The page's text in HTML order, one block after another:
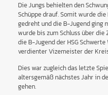
Die Jungs behielten den
Schüppe drauf. Somit wurde
gedreht und die B-Jugend ging
wurde bis zum Schluss über
die B-Jugend der HSG
verdienter Vizemeister der
Dies war zugleich das letzte
altersgemäß nächstes Jahr in
gehen.